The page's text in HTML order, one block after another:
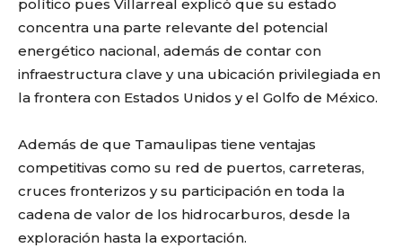
político pues Villarreal explicó que su estado
concentra una parte relevante del potencial
energético nacional, además de contar con
infraestructura clave y una ubicación privilegiada en
la frontera con Estados Unidos y el Golfo de México.
Además de que Tamaulipas tiene ventajas
competitivas como su red de puertos, carreteras,
cruces fronterizos y su participación en toda la
cadena de valor de los hidrocarburos, desde la
exploración hasta la exportación.